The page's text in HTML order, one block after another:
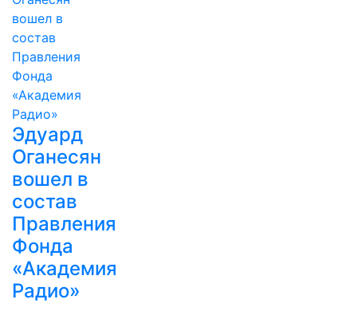
Эдуард
Оганесян
вошел в
состав
Правления
Фонда
«Академия
Радио»